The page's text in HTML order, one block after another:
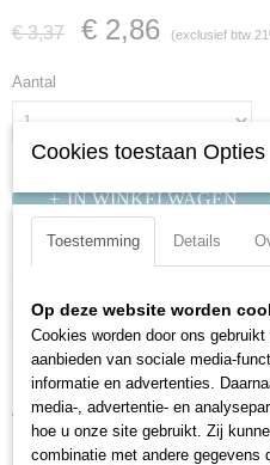
€ 3,37 € 2,86 (exclusief btw
Aantal
IN WINKELWAGEN
Productcode
0950120010
EAN code
8024986026009
Productcode leverancier
0950120010
Omschrijving
Moer voor cilinderkop 12/16 M16x1,5.
Accessoire ten behoeve van ISO
Merk:Metal Work
Cookies toestaan Opties
Toestemming Details
Op deze website worden
Cookies worden door ons
aanbieden van sociale media-
informatie en advertenties.
media-, advertentie- en
hoe u onze site gebruikt. Zij
combinatie met andere gegevens